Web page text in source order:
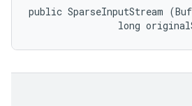
public SparseInputStream
long